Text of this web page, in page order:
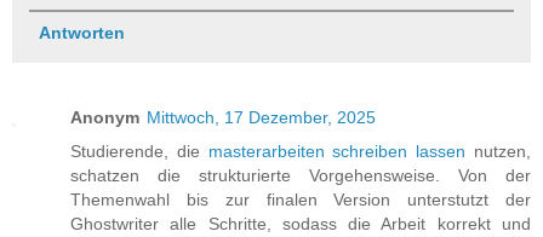
Antworten
Anonym Mittwoch, 17 Dezember, 2025
Studierende, die masterarbeiten schreiben lassen nutzen,
schatzen die strukturierte Vorgehensweise. Von der
Themenwahl bis zur finalen Version unterstutzt der
Ghostwriter alle Schritte, sodass die Arbeit korrekt und